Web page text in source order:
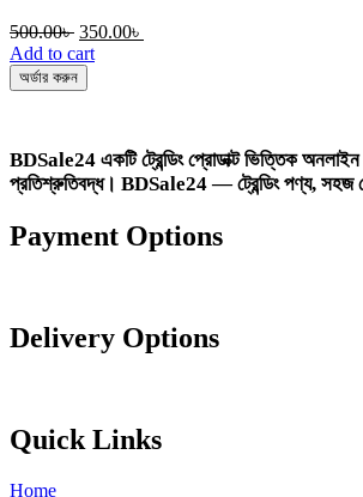
500.00৳ Original
price
was:
500.00৳ .
350.00৳
Add to cart
অর্ডার করুন
BDSale24 একটি ট্রেন্ডিং প্রোডাক্ট ভিত্তিক
প্রতিশ্রুতিবদ্ধ। BDSale24 — ট্রেন্ডিং পণ্য, সহজ
Payment Options
Delivery Options
Quick Links
Home